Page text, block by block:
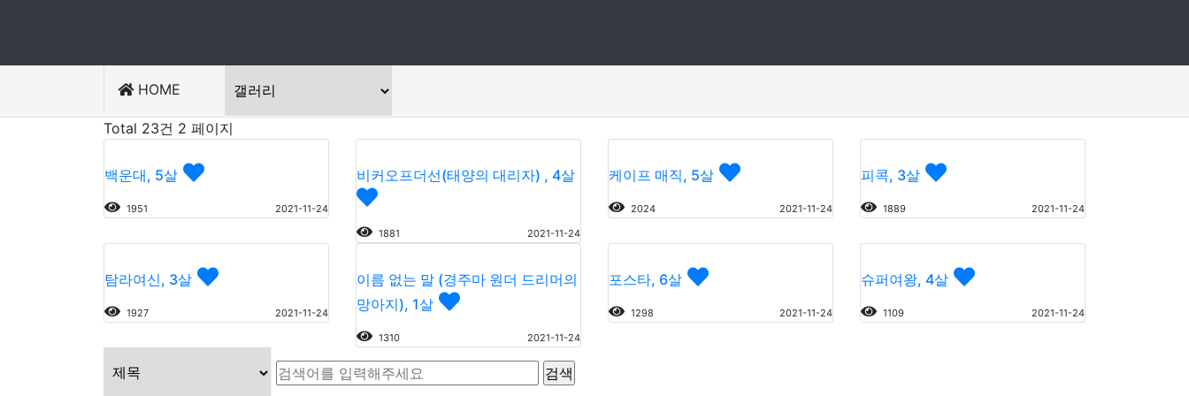
HOME
Total 23건 2 페이지
백운대, 5살
1951 2021-11-24
비커오프더선(태양의 대리자) , 4살
1881 2021-11-24
케이프 매직, 5살
2024 2021-11-24
피콕, 3살
1889 2021-11-24
탐라여신, 3살
1927 2021-11-24
이름 없는 말 (경주마 원더 드리머의
망아지), 1살
1310 2021-11-24
포스타, 6살
1298 2021-11-24
슈퍼여왕, 4살
1109 2021-11-24